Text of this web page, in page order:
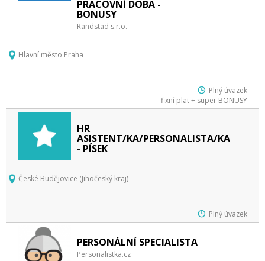
PRACOVNÍ DOBA -
BONUSY
Randstad s.r.o.
Hlavní město Praha
Plný úvazek
fixní plat + super BONUSY
HR
ASISTENT/KA/PERSONALISTA/KA
- PÍSEK
České Budějovice (Jihočeský kraj)
Plný úvazek
PERSONÁLNÍ SPECIALISTA
Personalistka.cz